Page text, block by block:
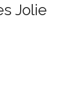
Jolie